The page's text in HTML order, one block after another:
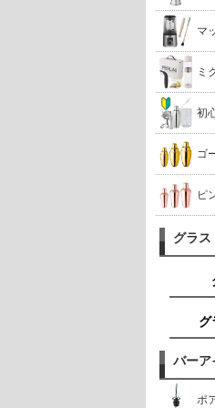
マ
ミ
初
ゴ
ピ
グラ
グ
バーア
ポ